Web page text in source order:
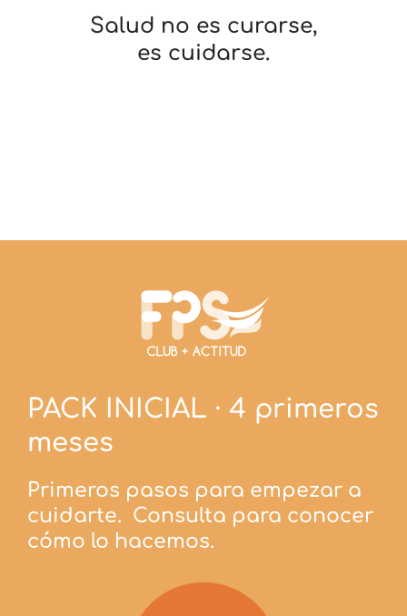
Salud no es curarse,
es cuidarse.
PACK INICIAL · 4 primeros
meses
Primeros pasos para empezar a
cuidarte. Consulta para conocer
cómo lo hacemos.